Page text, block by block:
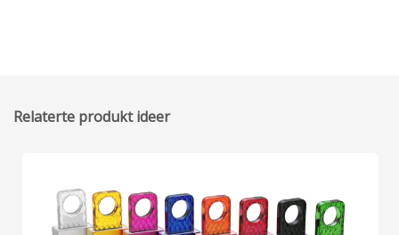
Relaterte produkt ideer